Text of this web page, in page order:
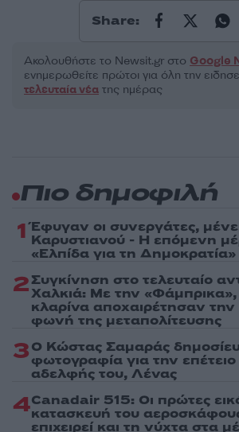
Share:
Ακολουθήστε το Νewsit.gr στο Google
ενημερωθείτε πρώτοι για όλη την
τελευταία νέα της ημέρας
Πιο δημοφιλή
1 Έφυγαν οι συνεργάτες,
Καρυστιανού - Η επόμενη
«Ελπίδα για τη Δημοκρατία»
2Συγκίνηση στο τελευταίο
Χαλκιά: Με την «Φάμπρικα»,
κλαρίνα αποχαιρέτησαν
φωνή της μεταπολίτευσης
3Ο Κώστας Σαμαράς
φωτογραφία για την
αδελφής του, Λένας
4Canadair 515: Οι πρώτες
κατασκευή του
επιχειρεί και τη νύχτα στα